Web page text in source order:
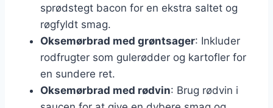
sprødstegt bacon for en ekstra saltet og
røgfyldt smag.
Oksemørbrad med grøntsager: Inkluder
rodfrugter som gulerødder og kartofler for
en sundere ret.
Oksemørbrad med rødvin: Brug rødvin i